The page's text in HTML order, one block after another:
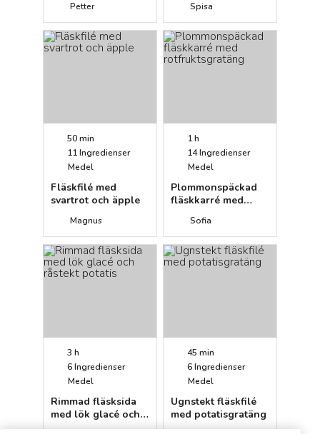
Petter Spisa
50 min
11Ingredienser
Medel
Fläskfilé med
svartrot och äpple
Magnus
1 h
14Ingredienser
Medel
Plommonspäckad
fläskkarré med
Sofia
3 h
6Ingredienser
Medel
Rimmad fläsksida
med lök glacé och
råstekt potatis
45 min
6Ingredienser
Medel
Ugnstekt fläskfilé
med potatisgratäng